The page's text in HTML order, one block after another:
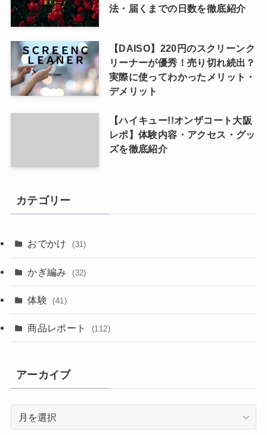
法・届くまでの日数を徹底紹介
【DAISO】220円のスクリーンク
リーナーが優秀！売り切れ続出？
実際に使ってわかったメリット・
デメリット
【ハイキュー!!オンザコート大阪
レポ】体験内容・アクセス・グッ
ズを徹底紹介
カテゴリー
おでかけ (31)
かぎ編み (32)
体験 (41)
商品レポート (112)
アーカイブ